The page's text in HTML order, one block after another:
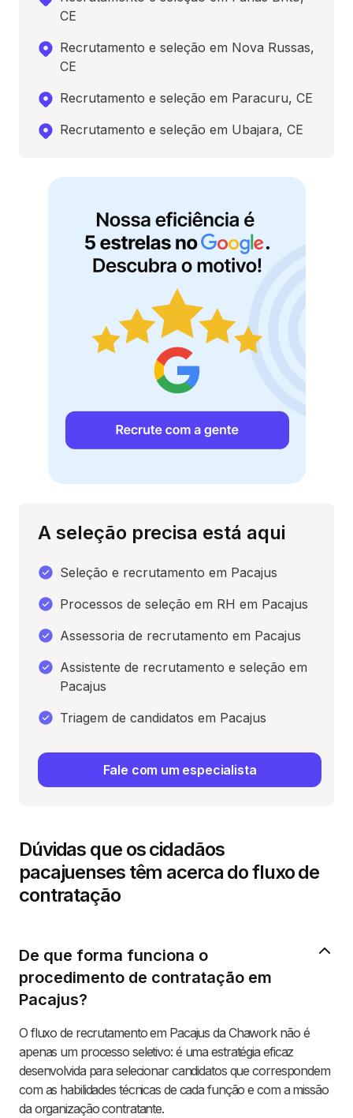
Dúvidas que os cidadãos
pacajuenses têm acerca do fluxo de
contratação
De que forma funciona o
procedimento de contratação em
Pacajus?
O fluxo de recrutamento em Pacajus da Chawork não é
apenas um processo seletivo: é uma estratégia eficaz
desenvolvida para selecionar candidatos que correspondem
com as habilidades técnicas de cada função e com a missão
da organização contratante.
CE
Recrutamento e seleção em Nova Russas,
CE
Recrutamento e seleção em Paracuru, CE
Recrutamento e seleção em Ubajara, CE
A seleção precisa está aqui
Seleção e recrutamento em Pacajus
Processos de seleção em RH em Pacajus
Assessoria de recrutamento em Pacajus
Assistente de recrutamento e seleção em
Pacajus
Triagem de candidatos em Pacajus
Fale com um especialista